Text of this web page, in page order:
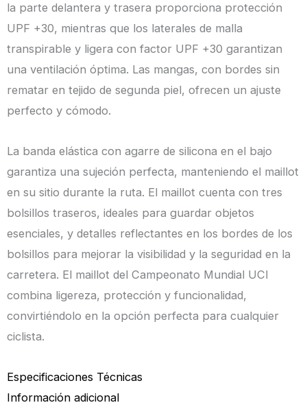
la parte delantera y trasera proporciona protección
UPF +30, mientras que los laterales de malla
transpirable y ligera con factor UPF +30 garantizan
una ventilación óptima. Las mangas, con bordes sin
rematar en tejido de segunda piel, ofrecen un ajuste
perfecto y cómodo.
La banda elástica con agarre de silicona en el bajo
garantiza una sujeción perfecta, manteniendo el maillot
en su sitio durante la ruta. El maillot cuenta con tres
bolsillos traseros, ideales para guardar objetos
esenciales, y detalles reflectantes en los bordes de los
bolsillos para mejorar la visibilidad y la seguridad en la
carretera. El maillot del Campeonato Mundial UCI
combina ligereza, protección y funcionalidad,
convirtiéndolo en la opción perfecta para cualquier
ciclista.
Especificaciones Técnicas
Información adicional